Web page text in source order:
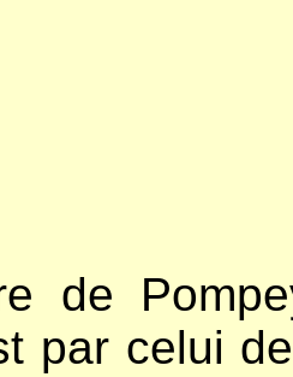
de
par celui